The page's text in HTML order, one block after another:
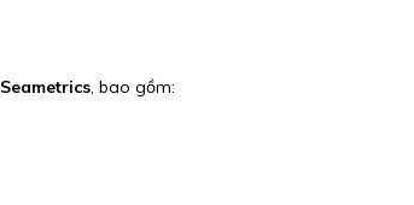
Seametrics, bao gồm: